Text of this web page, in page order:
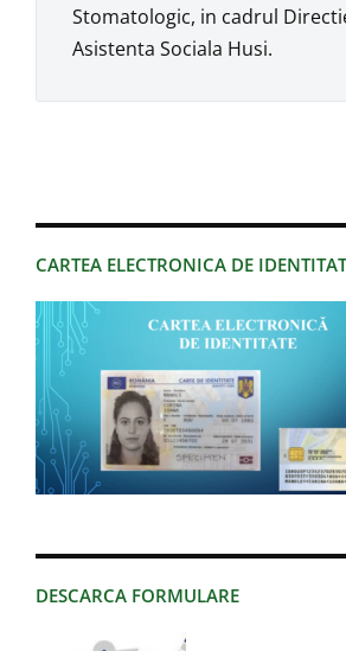
CARTEA ELECTRONICA DE
DESCARCA FORMULARE
Stomatologic, in cadrul
Asistenta Sociala Husi.